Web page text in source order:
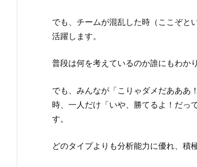
でも、チームが混乱した時（ここぞと
活躍します。
普段は何を考えているのか誰にもわか
でも、みんなが「こりゃダメだあああ
時、一人だけ「いや、勝てるよ！だっ
す。
どのタイプよりも分析能力に優れ、積